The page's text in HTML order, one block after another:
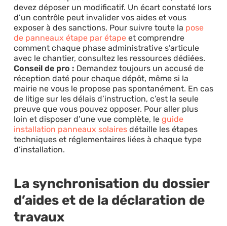
devez déposer un modificatif. Un écart constaté lors
d’un contrôle peut invalider vos aides et vous
exposer à des sanctions. Pour suivre toute la pose
de panneaux étape par étapeet comprendre
comment chaque phase administrative s’articule
avec le chantier, consultez les ressources dédiées.
Conseil de pro : Demandez toujours un accusé de
réception daté pour chaque dépôt, même si la
mairie ne vous le propose pas spontanément. En cas
de litige sur les délais d’instruction, c’est la seule
preuve que vous pouvez opposer. Pour aller plus
loin et disposer d’une vue complète, le guide
installation panneaux solairesdétaille les étapes
techniques et réglementaires liées à chaque type
d’installation.
La synchronisation du dossier
d’aides et de la déclaration de
travaux